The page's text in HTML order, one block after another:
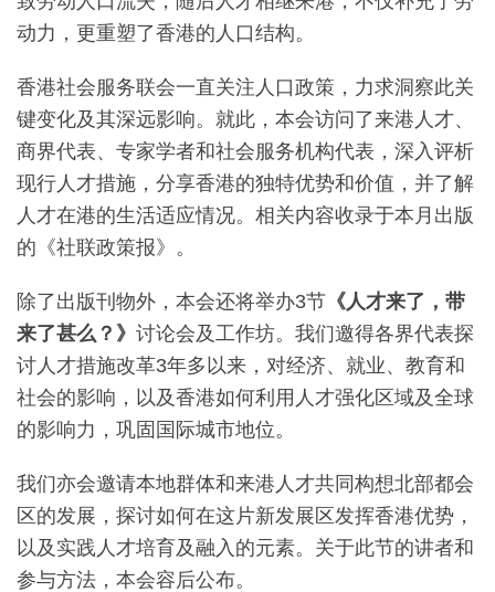
动力，更重塑了香港的人口结构。
香港社会服务联会一直关注人口政策，力求洞察此关
键变化及其深远影响。就此，本会访问了来港人才、
商界代表、专家学者和社会服务机构代表，深入评析
现行人才措施，分享香港的独特优势和价值，并了解
人才在港的生活适应情况。相关内容收录于本月出版
的《社联政策报》。
除了出版刊物外，本会还将举办3节 《人才来了，带
来了甚么？》 讨论会及工作坊。我们邀得各界代表探
讨人才措施改革3年多以来，对经济、就业、教育和
社会的影响，以及香港如何利用人才强化区域及全球
的影响力，巩固国际城市地位。
我们亦会邀请本地群体和来港人才共同构想北部都会
区的发展，探讨如何在这片新发展区发挥香港优势，
以及实践人才培育及融入的元素。关于此节的讲者和
参与方法，本会容后公布。